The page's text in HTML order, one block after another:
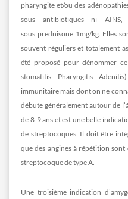
pharyngite et/ou des
sous antibiotiques ni
sous prednisone 1mg/kg. Elles
souvent réguliers et totalement
été proposé pour dénommer
stomatitis Pharyngitis
immunitaire mais dont on ne
débute généralement autour de
de 8-9 ans et est une belle
de streptocoques. Il doit être
que des angines à répétition
streptocoque de type A.
Une troisième indication